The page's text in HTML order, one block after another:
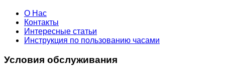
О Нас
Контакты
Интересные статьи
Инструкция по пользованию часами
Условия обслуживания